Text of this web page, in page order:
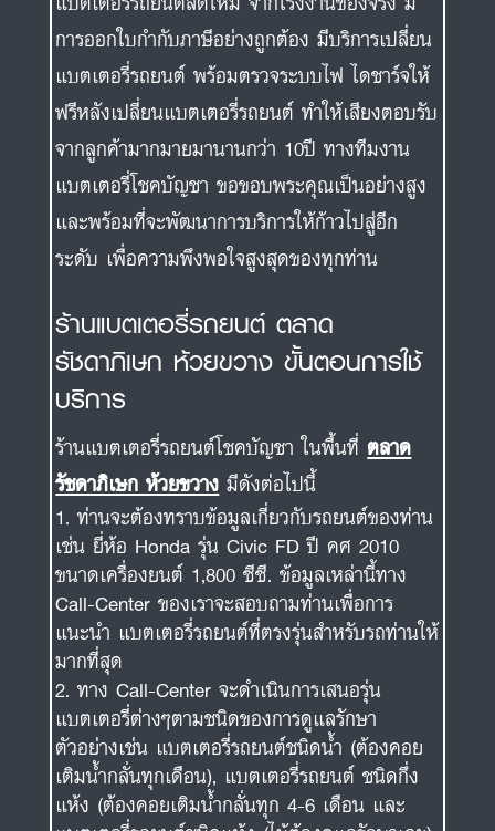
การออกใบกำกับภาษีอย่างถูกต้อง มีบริการเปลี่ยน
แบตเตอรี่รถยนต์ พร้อมตรวจระบบไฟ ไดชาร์จให้
ฟรีหลังเปลี่ยนแบตเตอรี่รถยนต์ ทำให้เสียงตอบรับ
จากลูกค้ามากมายมานานกว่า 10ปี ทางทีมงาน
แบตเตอรี่โชคบัญชา ขอขอบพระคุณเป็นอย่างสูง
และพร้อมที่จะพัฒนาการบริการให้ก้าวไปสู่อีก
ระดับ เพื่อความพึงพอใจสูงสุดของทุกท่าน
ร้านแบตเตอรี่รถยนต์ ตลาด
รัชดาภิเษก ห้วยขวาง ขั้นตอนการใช้
บริการ
ร้านแบตเตอรี่รถยนต์โชคบัญชา ในพื้นที่ ตลาด
รัชดาภิเษก ห้วยขวาง มีดังต่อไปนี้
ท่านจะต้องทราบข้อมูลเกี่ยวกับรถยนต์ของท่าน
เช่น ยี่ห้อ Honda รุ่น Civic FD ปี คศ 2010
ขนาดเครื่องยนต์ 1,800 ซีซี. ข้อมูลเหล่านี้ทาง
Call-Center ของเราจะสอบถามท่านเพื่อการ
แนะนำ แบตเตอรี่รถยนต์ที่ตรงรุ่นสำหรับรถท่านให้
มากที่สุด
ทาง Call-Center จะดำเนินการเสนอรุ่น
แบตเตอรี่ต่างๆตามชนิดของการดูแลรักษา
ตัวอย่างเช่น แบตเตอรี่รถยนต์ชนิดน้ำ (ต้องคอย
เติมน้ำกลั่นทุกเดือน), แบตเตอรี่รถยนต์ ชนิดกึ่ง
แห้ง (ต้องคอยเติมน้ำกลั่นทุก 4-6 เดือน และ